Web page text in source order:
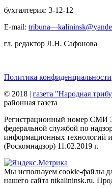
бухгалтерия: 3-12-12
E-mail:
гл. редактор Л.Н. Сафонова
Политика конфиденциальности
© 2018 | газета "Народная
районная газета
Регистрационный номер
федеральной службой по
информационных технологий
(Роскомнадзор) 11.02.2019 г.
Мы используем cookie-файлы
нашего сайта ntkalininsk.ru.